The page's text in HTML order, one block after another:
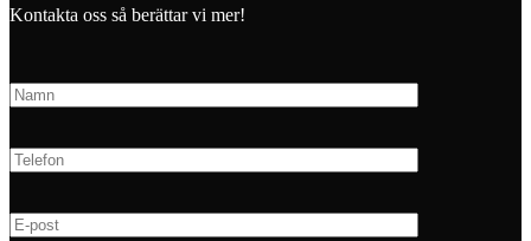
Kontakta oss så berättar vi mer!